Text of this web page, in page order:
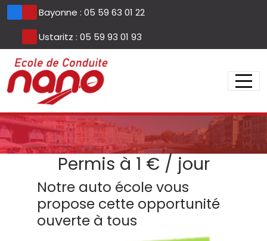
Panneau de gestion des cookies
Bayonne : 05 59 63 01 22
Ustaritz : 05 59 93 01 93
Permis à 1 € / jour
Notre auto école vous
propose cette opportunité
ouverte à tous